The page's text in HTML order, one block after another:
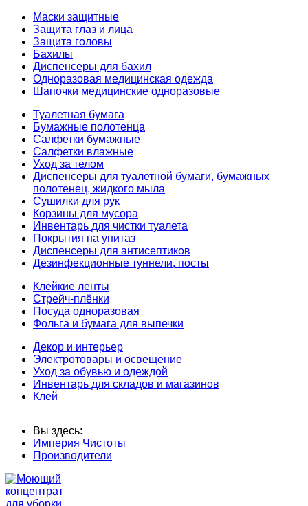
Маски защитные
Защита глаз и лица
Защита головы
Бахилы
Диспенсеры для бахил
Одноразовая медицинская одежда
Шапочки медицинские одноразовые
Туалетная бумага
Бумажные полотенца
Салфетки бумажные
Салфетки влажные
Уход за телом
Диспенсеры для туалетной бумаги, бумажных
полотенец, жидкого мыла
Сушилки для рук
Корзины для мусора
Инвентарь для чистки туалета
Покрытия на унитаз
Диспенсеры для антисептиков
Дезинфекционные туннели, посты
Клейкие ленты
Стрейч-плёнки
Посуда одноразовая
Фольга и бумага для выпечки
Декор и интерьер
Электротовары и освещение
Уход за обувью и одеждой
Инвентарь для складов и магазинов
Клей
Вы здесь:
Империя Чистоты
Производители